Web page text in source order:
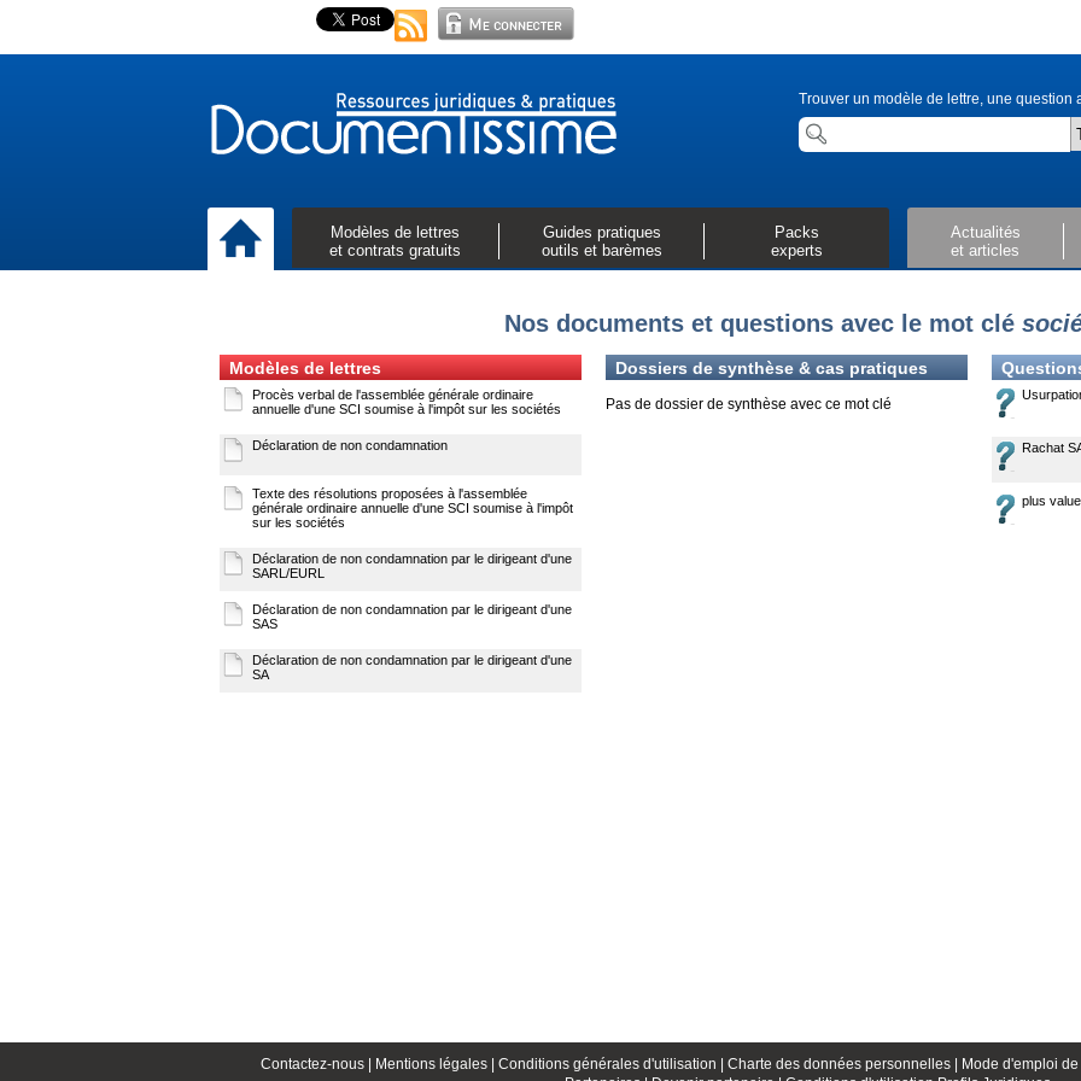
Trouver un modèle de lettre, une
Modèles de lettres
et contrats gratuits
Guides pratiques
outils et barèmes
Packs
experts
Actualités
et articles
Nos documents et questions avec le mot clé
Modèles de lettres
Procès verbal de l'assemblée générale ordinaire
annuelle d'une SCI soumise à l'impôt sur les sociétés
Déclaration de non condamnation
Texte des résolutions proposées à l'assemblée
générale ordinaire annuelle d'une SCI soumise à l'impôt
sur les sociétés
Déclaration de non condamnation par le dirigeant d'une
SARL/EURL
Déclaration de non condamnation par le dirigeant d'une
SAS
Déclaration de non condamnation par le dirigeant d'une
SA
Dossiers de synthèse & cas pratiques
Pas de dossier de synthèse avec ce mot clé
Rachat
plus
Contactez-nous | Mentions légales | Conditions générales d'utilisation | Charte des données personnelles | Mode d'emploi de